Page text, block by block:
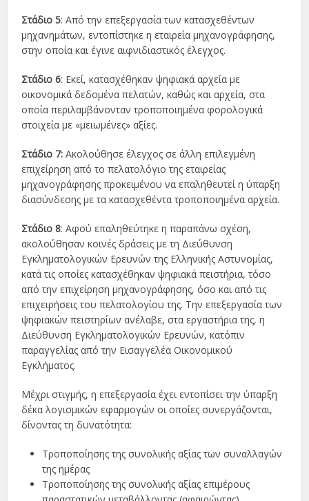
Στάδιο 5: Από την επεξεργασία των κατασχεθέντων
μηχανημάτων, εντοπίστηκε η εταιρεία μηχανογράφησης,
στην οποία και έγινε αιφνιδιαστικός έλεγχος.
Στάδιο 6: Εκεί, κατασχέθηκαν ψηφιακά αρχεία με
οικονομικά δεδομένα πελατών, καθώς και αρχεία, στα
οποία περιλαμβάνονταν τροποποιημένα φορολογικά
στοιχεία με «μειωμένες» αξίες.
Στάδιο 7: Ακολούθησε έλεγχος σε άλλη επιλεγμένη
επιχείρηση από το πελατολόγιο της εταιρείας
μηχανογράφησης προκειμένου να επαληθευτεί η ύπαρξη
διασύνδεσης με τα κατασχεθέντα τροποποιημένα αρχεία.
Στάδιο 8: Αφού επαληθεύτηκε η παραπάνω σχέση,
ακολούθησαν κοινές δράσεις με τη Διεύθυνση
Εγκληματολογικών Ερευνών της Ελληνικής Αστυνομίας,
κατά τις οποίες κατασχέθηκαν ψηφιακά πειστήρια, τόσο
από την επιχείρηση μηχανογράφησης, όσο και από τις
επιχειρήσεις του πελατολογίου της. Την επεξεργασία των
ψηφιακών πειστηρίων ανέλαβε, στα εργαστήρια της, η
Διεύθυνση Εγκληματολογικών Ερευνών, κατόπιν
παραγγελίας από την Εισαγγελέα Οικονομικού
Εγκλήματος.
Μέχρι στιγμής, η επεξεργασία έχει εντοπίσει την ύπαρξη
δέκα λογισμικών εφαρμογών οι οποίες συνεργάζονται,
δίνοντας τη δυνατότητα:
Τροποποίησης της συνολικής αξίας των συναλλαγών
της ημέρας
Τροποποίησης της συνολικής αξίας επιμέρους